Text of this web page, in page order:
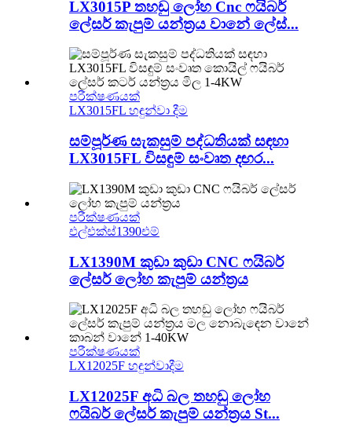
LX3015P තහඩු ලෝහ Cnc ෆයිබර්
ලේසර් කැපුම් යන්ත්‍රය වානේ ලේස්...
පරීක්ෂණයක්
LX3015FL හඳුන්වා දීම
සම්පූර්ණ සැකසුම් පද්ධතියක් සඳහා
LX3015FL විසඳුම් සංවෘත දඟර...
පරීක්ෂණයක්
එල්එක්ස්1390එම්
LX1390M කුඩා කුඩා CNC ෆයිබර්
ලේසර් ලෝහ කැපුම් යන්ත්‍රය
පරීක්ෂණයක්
LX12025F හඳුන්වාදීම
LX12025F අධි බල තහඩු ලෝහ
ෆයිබර් ලේසර් කැපුම් යන්ත්‍රය St...